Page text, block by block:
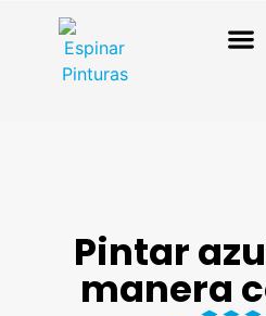
Pintar
manera